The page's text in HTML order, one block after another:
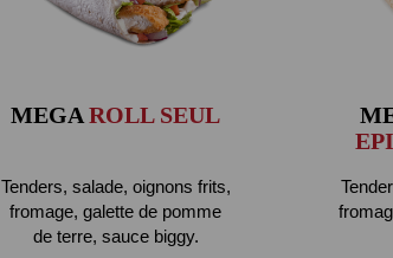
MEGA ROLL SEUL
Tenders, salade, oignons frits,
fromage, galette de pomme
de terre, sauce biggy.